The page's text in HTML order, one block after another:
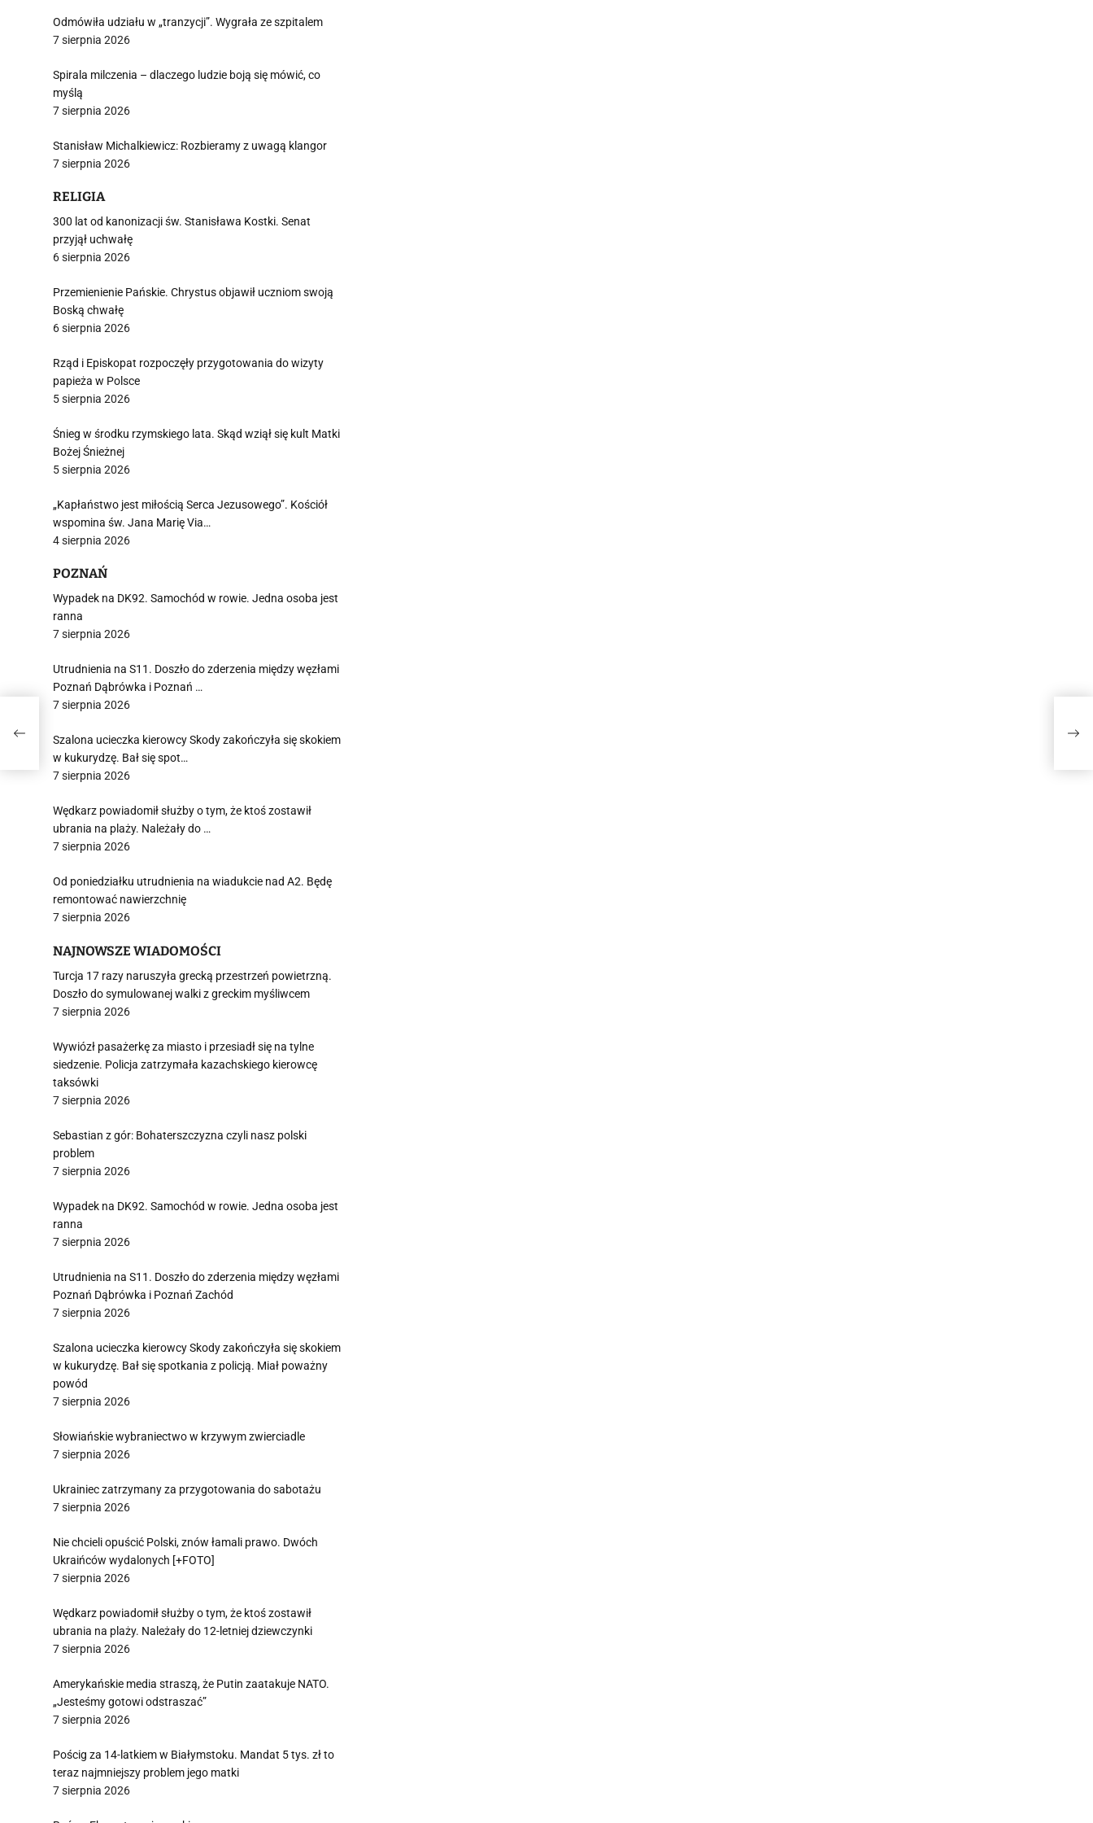
Odmówiła udziału w „tranzycji”. Wygrała ze szpitalem
7 sierpnia 2026
Spirala milczenia – dlaczego ludzie boją się mówić, co
myślą
7 sierpnia 2026
Stanisław Michalkiewicz: Rozbieramy z uwagą klangor
7 sierpnia 2026
RELIGIA
300 lat od kanonizacji św. Stanisława Kostki. Senat
przyjął uchwałę
6 sierpnia 2026
Przemienienie Pańskie. Chrystus objawił uczniom swoją
Boską chwałę
6 sierpnia 2026
Rząd i Episkopat rozpoczęły przygotowania do wizyty
papieża w Polsce
5 sierpnia 2026
Śnieg w środku rzymskiego lata. Skąd wziął się kult Matki
Bożej Śnieżnej
5 sierpnia 2026
„Kapłaństwo jest miłością Serca Jezusowego”. Kościół
wspomina św. Jana Marię Via…
4 sierpnia 2026
POZNAŃ
Wypadek na DK92. Samochód w rowie. Jedna osoba jest
ranna
7 sierpnia 2026
Utrudnienia na S11. Doszło do zderzenia między węzłami
Poznań Dąbrówka i Poznań …
7 sierpnia 2026
Szalona ucieczka kierowcy Skody zakończyła się skokiem
w kukurydzę. Bał się spot…
7 sierpnia 2026
Wędkarz powiadomił służby o tym, że ktoś zostawił
ubrania na plaży. Należały do …
7 sierpnia 2026
Od poniedziałku utrudnienia na wiadukcie nad A2. Będę
remontować nawierzchnię
7 sierpnia 2026
NAJNOWSZE WIADOMOŚCI
Turcja 17 razy naruszyła grecką przestrzeń powietrzną.
Doszło do symulowanej walki z greckim myśliwcem
7 sierpnia 2026
Wywiózł pasażerkę za miasto i przesiadł się na tylne
siedzenie. Policja zatrzymała kazachskiego kierowcę
taksówki
7 sierpnia 2026
Sebastian z gór: Bohaterszczyzna czyli nasz polski
problem
7 sierpnia 2026
Wypadek na DK92. Samochód w rowie. Jedna osoba jest
ranna
7 sierpnia 2026
Utrudnienia na S11. Doszło do zderzenia między węzłami
Poznań Dąbrówka i Poznań Zachód
7 sierpnia 2026
Szalona ucieczka kierowcy Skody zakończyła się skokiem
w kukurydzę. Bał się spotkania z policją. Miał poważny
powód
7 sierpnia 2026
Słowiańskie wybraniectwo w krzywym zwierciadle
7 sierpnia 2026
Ukrainiec zatrzymany za przygotowania do sabotażu
7 sierpnia 2026
Nie chcieli opuścić Polski, znów łamali prawo. Dwóch
Ukraińców wydalonych [+FOTO]
7 sierpnia 2026
Wędkarz powiadomił służby o tym, że ktoś zostawił
ubrania na plaży. Należały do 12-letniej dziewczynki
7 sierpnia 2026
Amerykańskie media straszą, że Putin zaatakuje NATO.
„Jesteśmy gotowi odstraszać”
7 sierpnia 2026
Pościg za 14-latkiem w Białymstoku. Mandat 5 tys. zł to
teraz najmniejszy problem jego matki
7 sierpnia 2026